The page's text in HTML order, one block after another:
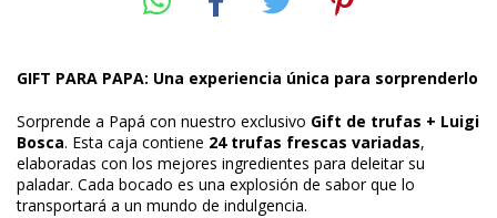
GIFT PARA PAPA: Una experiencia única para sorprenderlo
Sorprende a Papá con nuestro exclusivo Gift de trufas + Luigi
Bosca. Esta caja contiene 24 trufas frescas variadas,
elaboradas con los mejores ingredientes para deleitar su
paladar. Cada bocado es una explosión de sabor que lo
transportará a un mundo de indulgencia.